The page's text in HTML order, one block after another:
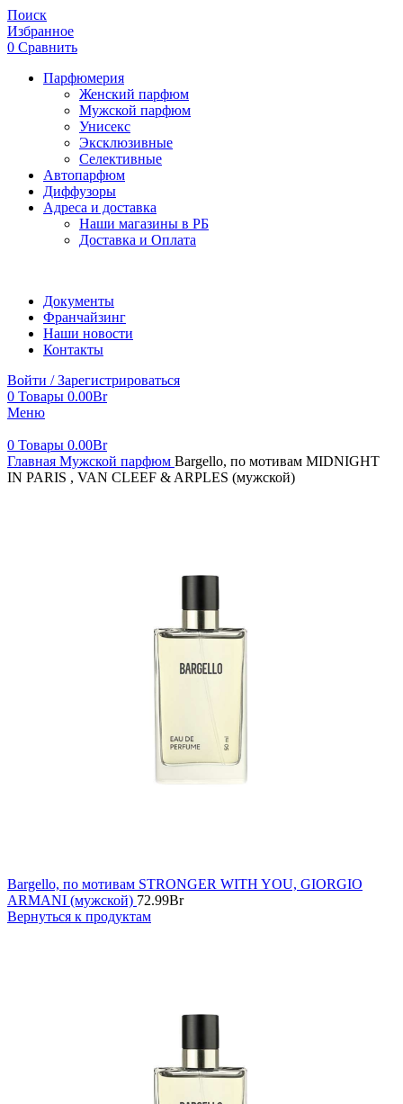
Поиск
Избранное
0 Сравнить
Парфюмерия
Женский парфюм
Мужской парфюм
Унисекс
Эксклюзивные
Селективные
Автопарфюм
Диффузоры
Адреса и доставка
Наши магазины в РБ
Доставка и Оплата
Документы
Франчайзинг
Наши новости
Контакты
Войти / Зарегистрироваться
0 Товары 0.00Br
Меню
0 Товары 0.00Br
Главная Мужской парфюм Bargello, по мотивам MIDNIGHT
IN PARIS , VAN CLEEF & ARPLES (мужской)
Bargello, по мотивам STRONGER WITH YOU, GIORGIO
ARMANI (мужской) 72.99Br
Вернуться к продуктам